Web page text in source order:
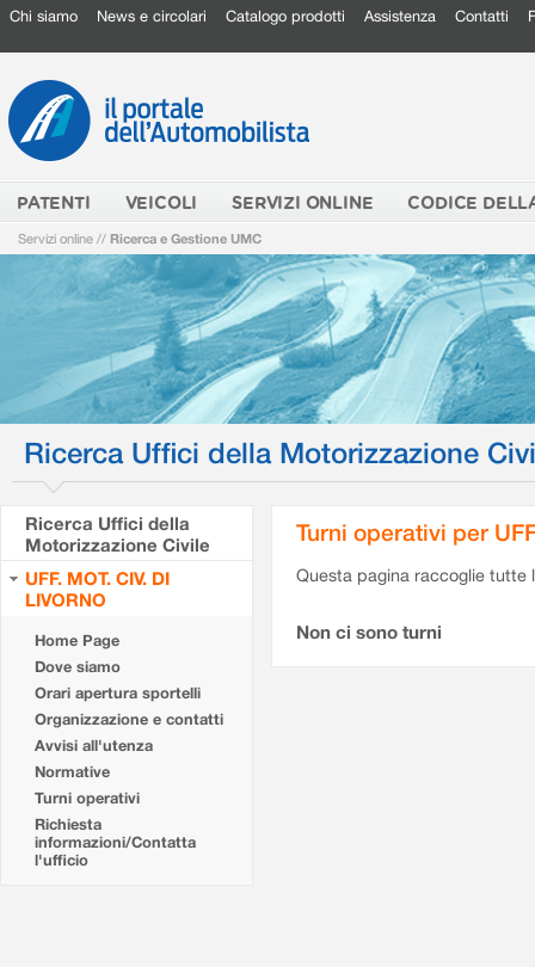
Chi siamo News e circolari Catalogo prodotti Assistenza Contatti
PATENTI VEICOLI SERVIZI ONLINE CODICE
Servizi online // Ricerca e Gestione UMC
Ricerca Uffici della Motorizzazione
Ricerca Uffici della
Motorizzazione Civile
UFF. MOT. CIV. DI
LIVORNO
Home Page
Dove siamo
Orari apertura sportelli
Organizzazione e contatti
Avvisi all'utenza
Normative
Turni operativi
Richiesta
informazioni/Contatta
l'ufficio
Turni operativi per
Questa pagina raccoglie tutte
Non ci sono turni